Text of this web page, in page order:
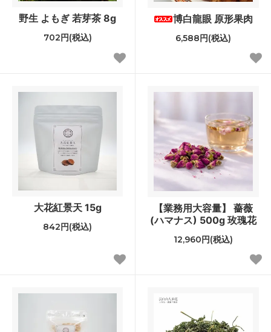
野生 よもぎ 若芽茶 8g
702円(税込)
博白龍眼 原形果肉
6,588円(税込)
大花紅景天 15g
842円(税込)
【業務用大容量】 薔薇
(ハマナス) 500g 玫瑰花
12,960円(税込)